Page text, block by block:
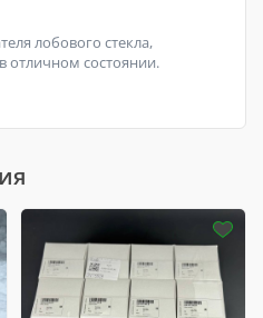
лобового стекла,
отличном состоянии.